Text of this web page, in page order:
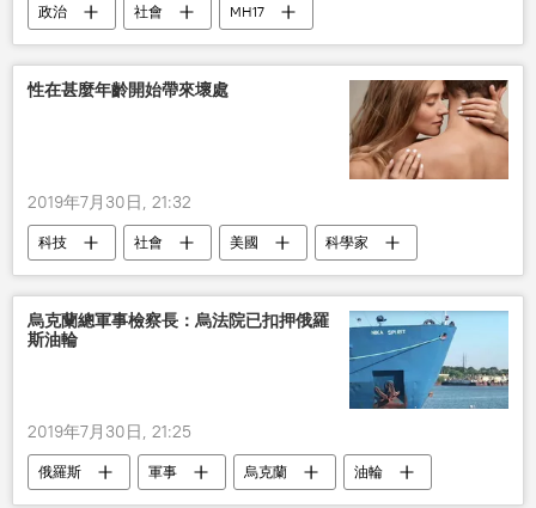
政治 社會 MH17
性在甚麼年齡開始帶來壞處
2019年7月30日, 21:32
科技 社會 美國
科學家
疾病
男子 女子
烏克蘭總軍事檢察長：烏法院已扣押俄羅
斯油輪
2019年7月30日, 21:25
俄羅斯 軍事 烏克蘭 油輪